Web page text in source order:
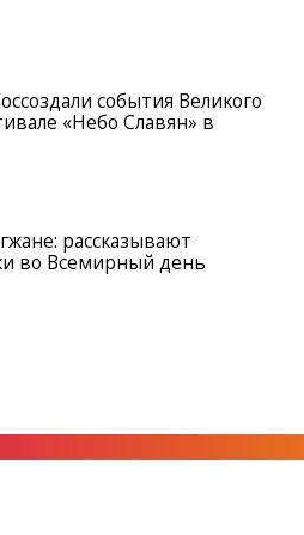
события Великого
«Небо Славян» в
рассказывают
во Всемирный день